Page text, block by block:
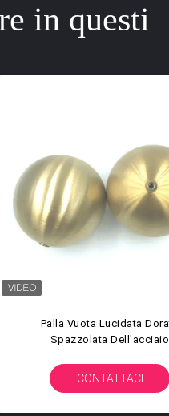
in questi
Grandi Sfere Del Metallo
Cavità Del Giardino Della
Inossidabile 1000mm
CONTATTACI